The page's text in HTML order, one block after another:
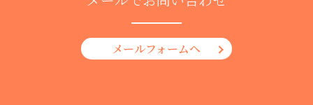
メールフォームへ